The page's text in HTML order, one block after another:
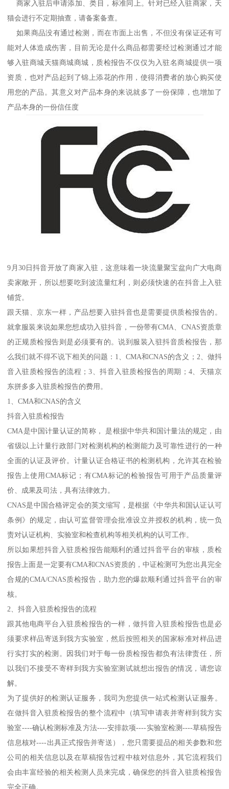
商家入驻后申请添加、类目，标准同上。针对已经入驻商家，天
猫会进行不定期抽查，请备案备查。
如果商品没有通过检测，而在市面上出售，不但没有保证还有可
能对人体造成伤害，目前无论是什么商品都需要经过检测通过才能
够入驻商城天猫商城商城，质检报告不仅仅为入驻名商城提供一项
资质，也对产品起到了锦上添花的作用，使得消费者的放心购买使
用您的产品。其意义对产品本身的来说就多了一份保障，也增加了
产品本身的一份信任度
9月30日抖音开放了商家入驻，这意味着一块流量聚宝盆向广大电商
卖家敞开，所以想要吃到波流量红利，则必须快速的在抖音上入驻
铺货。
跟天猫、京东一样，产品想要入驻抖音也是需要提供质检报告的。
就拿服装来说如果您想成功入驻抖音，一份带有CMA、CNAS资质章
的正规质检报告则是必须要有的。说到服装入驻抖音质检报告，那
么我们就不得不说下相关的问题：1、CMA和CNAS的含义；2、做抖
音入驻质检报告的流程；3、抖音入驻质检报告的周期；4、天猫京
东拼多多入驻质检报告的费用。
1、CMA和CNAS的含义
抖音入驻质检报告
CMA是中国计量认证的简称， 是根据中华共和国计量法的规定，由
省级以上计量行政部门对检测机构的检测能力及可靠性进行的一种
全面的认证及评价。计量认证合格证书的检测机构，允许其在检验
报告上使用CMA标记；有CMA标记的检验报告可用于产品质量评
价、成果及司法，具有法律效力。
CNAS是中国合格评定会的英文缩写，是根据《中华共和国认证认可
条例》的规定，由认可监督管理会批准设立并授权的机构，统一负
责对认证机构、实验室和检查机构等相关机构的认可工作。
所以如果想抖音入驻质检报告能顺利的通过抖音平台的审核，质检
报告上面是一定要有CMA和CNAS资质的，中证检测可为您出具完全
合规的CMA/CNAS质检报告，助力您的爆款顺利通过抖音平台的审
核。
2、抖音入驻质检报告的流程
跟其他电商平台入驻质检报告的一样，做抖音入驻质检报告也是必
须要求样品寄送到我方实验室，然后按照相关的国家标准对样品进
行实打实的检测。因我们对于每一份质检报告都负有法律责任，所
以我们不接受不寄样到我方实验室测试就想出报告的情况，请您谅
解。
为了提供好的检测认证服务，我司为您提供一站式检测认证服务。
在做抖音入驻质检报告的整个流程中（填写申请表并寄样到我方实
验室----确认检测标准及方法----安排款项----实验室检测----草稿报告
信息核对----出具正式报告并寄送），您只需要提品的相关参数和您
公司的相关信息以及在草稿报告过程中核对信息外，其它流程我们
会由丰富经验的相关检测人员来完成，确保您的抖音入驻质检报告
完全正确。